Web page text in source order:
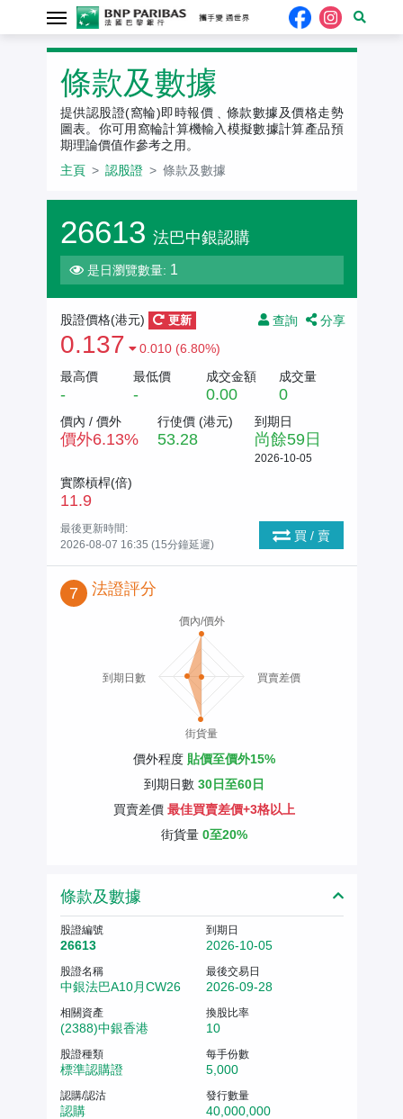
認股證
條款及數據
提供認股證(窩輪)即時報價﹑條款數據及價格走勢
圖表。你可用窩輪計算機輸入模擬數據計算產品預
期理論價值作參考之用。
主頁
認股證 條款及數據
26613 法巴中銀認購
是日瀏覽數量: 1
查詢 分享
股證價格(港元) 更新
0.137
0.010 (6.80%)
最高價
-
最低價
-
成交金額
0.00
成交量
0
價內 / 價外
價外6.13%
行使價 (港元)
53.28
到期日
尚餘59日
2026-10-05
實際槓桿(倍)
11.9
最後更新時間:
2026-08-07 16:35 (15分鐘延遲)
買 / 賣
7 法證評分
價內/價外
買賣差價
街貨量
到期日數
價外程度 貼價至價外15%
到期日數 30日至60日
買賣差價 最佳買賣差價+3格以上
街貨量 0至20%
條款及數據
股證編號
26613
到期日
2026-10-05
股證名稱
中銀法巴A10月CW26
最後交易日
2026-09-28
相關資產
(2388)中銀香港
換股比率
10
股證種類
標準認購證
每手份數
5,000
認購/認沽
認購
發行數量
40,000,000